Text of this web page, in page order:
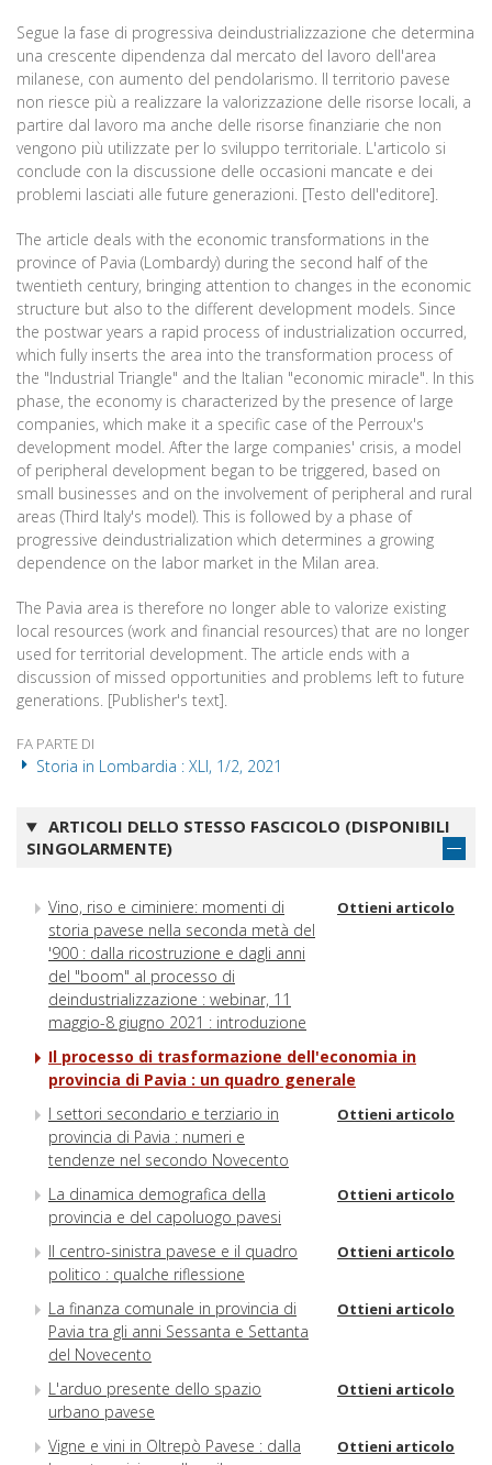
Segue la fase di progressiva deindustrializzazione che determina
una crescente dipendenza dal mercato del lavoro dell'area
milanese, con aumento del pendolarismo. Il territorio pavese
non riesce più a realizzare la valorizzazione delle risorse locali, a
partire dal lavoro ma anche delle risorse finanziarie che non
vengono più utilizzate per lo sviluppo territoriale. L'articolo si
conclude con la discussione delle occasioni mancate e dei
problemi lasciati alle future generazioni. [Testo dell'editore].
The article deals with the economic transformations in the
province of Pavia (Lombardy) during the second half of the
twentieth century, bringing attention to changes in the economic
structure but also to the different development models. Since
the postwar years a rapid process of industrialization occurred,
which fully inserts the area into the transformation process of
the "Industrial Triangle" and the Italian "economic miracle". In this
phase, the economy is characterized by the presence of large
companies, which make it a specific case of the Perroux's
development model. After the large companies' crisis, a model
of peripheral development began to be triggered, based on
small businesses and on the involvement of peripheral and rural
areas (Third Italy's model). This is followed by a phase of
progressive deindustrialization which determines a growing
dependence on the labor market in the Milan area.
The Pavia area is therefore no longer able to valorize existing
local resources (work and financial resources) that are no longer
used for territorial development. The article ends with a
discussion of missed opportunities and problems left to future
generations. [Publisher's text].
FA PARTE DI
Storia in Lombardia : XLI, 1/2, 2021
ARTICOLI DELLO STESSO FASCICOLO (DISPONIBILI
SINGOLARMENTE)
Vino, riso e ciminiere: momenti di
storia pavese nella seconda metà del
'900 : dalla ricostruzione e dagli anni
del "boom" al processo di
deindustrializzazione : webinar, 11
maggio-8 giugno 2021 : introduzione
Ottieni articolo
Il processo di trasformazione dell'economia in
provincia di Pavia : un quadro generale
I settori secondario e terziario in
provincia di Pavia : numeri e
tendenze nel secondo Novecento
Ottieni articolo
La dinamica demografica della
provincia e del capoluogo pavesi
Ottieni articolo
Il centro-sinistra pavese e il quadro
politico : qualche riflessione
Ottieni articolo
La finanza comunale in provincia di
Pavia tra gli anni Sessanta e Settanta
del Novecento
Ottieni articolo
L'arduo presente dello spazio
urbano pavese
Ottieni articolo
Vigne e vini in Oltrepò Pavese : dalla
Ottieni articolo